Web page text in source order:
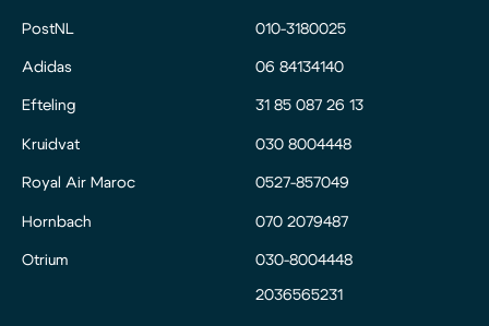
PostNL
Adidas
Efteling
Kruidvat
Royal Air Maroc
Hornbach
Otrium
010-3180025
06 84134140
31 85 087 26 13
030 8004448
0527-857049
070 2079487
030-8004448
2036565231